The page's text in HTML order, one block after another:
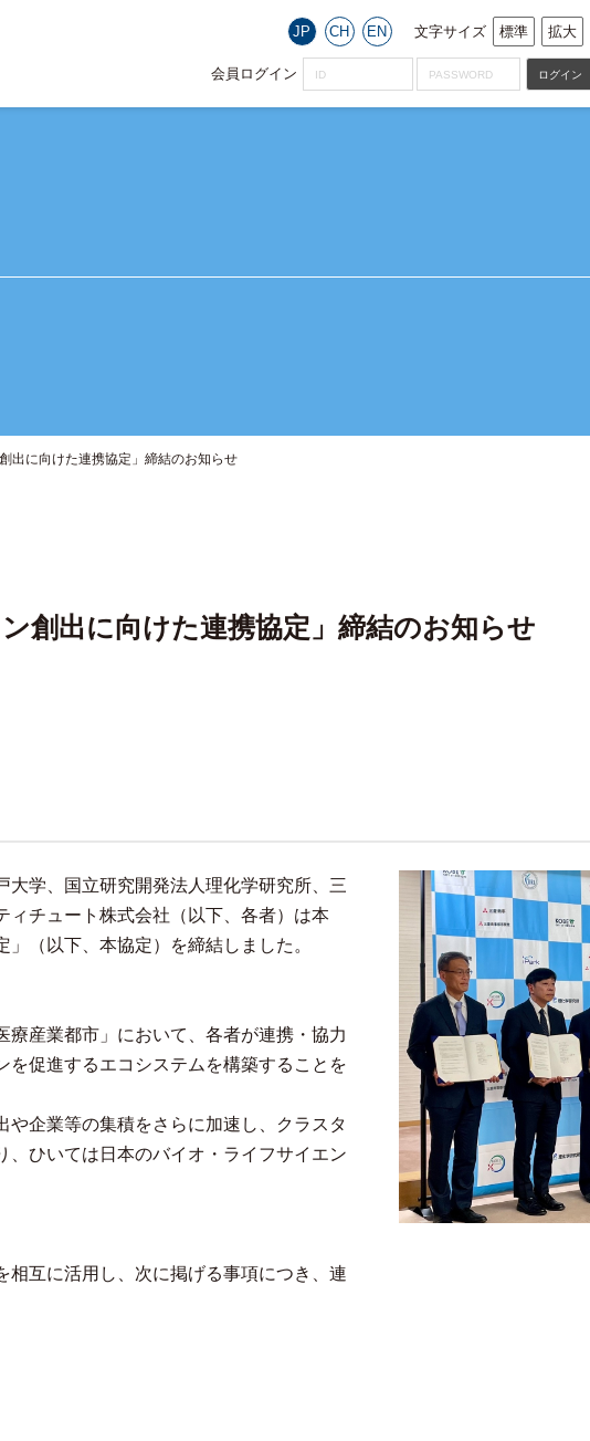
JP CH EN 文字サイズ 標準 拡大
会員ログイン
出に向けた連携協定」締結のお知らせ
創出に向けた連携協定」締結のお知らせ
学、国立研究開発法人理化学研究所、三
ィチュート株式会社（以下、各者）は本
（以下、本協定）を締結しました。
産業都市」において、各者が連携・協力
を促進するエコシステムを構築することを
企業等の集積をさらに加速し、クラスタ
ひいては日本のバイオ・ライフサイエン
互に活用し、次に掲げる事項につき、連